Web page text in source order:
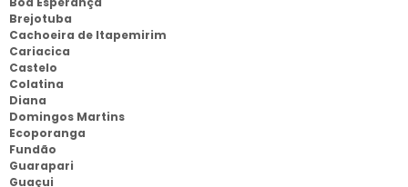
Brejotuba
Cachoeira de Itapemirim
Cariacica
Castelo
Colatina
Diana
Domingos Martins
Ecoporanga
Fundão
Guarapari
Guaçui